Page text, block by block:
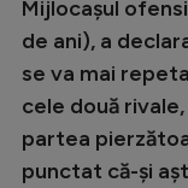
Mijlocașul
de ani), a
se va mai
cele două
partea
punctat că-și